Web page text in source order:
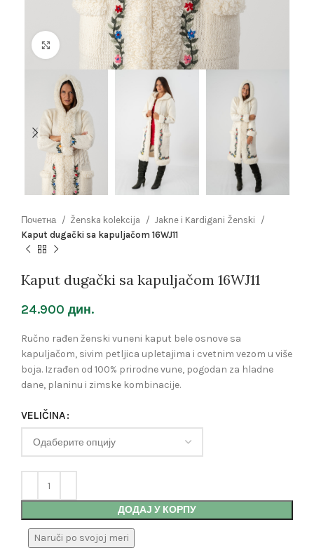
Click to enlarge
Почетна Ženska kolekcija
Jakne i Kardigani Ženski
Kaput dugački sa kapuljačom 16WJ11
Kaput dugački sa kapuljačom 16WJ11
24.900 дин.
Ručno rađen ženski vuneni kaput bele osnove sa
kapuljačom, sivim petljica upletajima i cvetnim vezom u više
boja. Izrađen od 100% prirodne vune, pogodan za hladne
dane, planinu i zimske kombinacije.
VELIČINA
ДОДАЈ У КОРПУ
Naruči po svojoj meri